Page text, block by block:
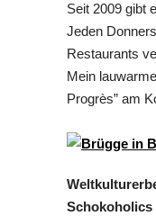
Seit 2009 gibt
Jeden
Restaurants
Mein
Progrès” am
Schokoholics